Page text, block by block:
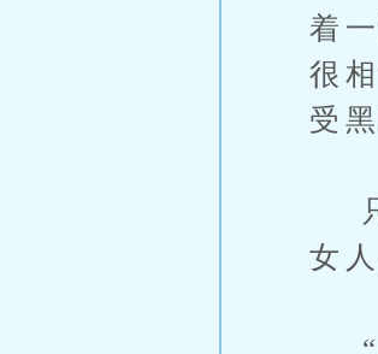
着
很
受
只
女人